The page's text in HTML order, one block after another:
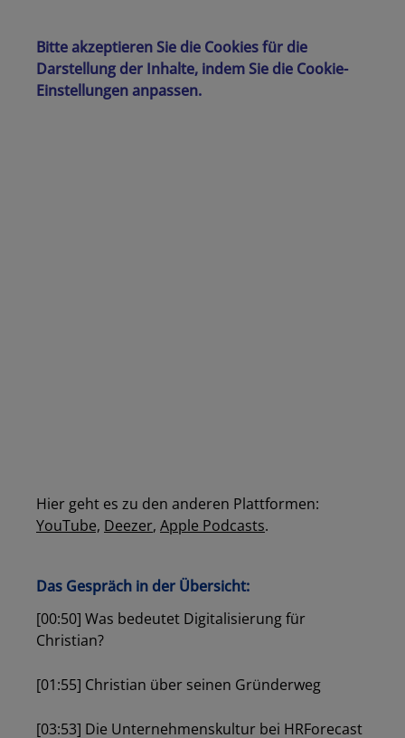
Bitte akzeptieren Sie die Cookies für die
Darstellung der Inhalte, indem Sie die Cookie-
Einstellungen anpassen.
Hier geht es zu den anderen Plattformen:
YouTube, Deezer, Apple Podcasts.
Das Gespräch in der Übersicht:
[00:50] Was bedeutet Digitalisierung für
Christian?
[01:55] Christian über seinen Gründerweg
[03:53] Die Unternehmenskultur bei HRForecast